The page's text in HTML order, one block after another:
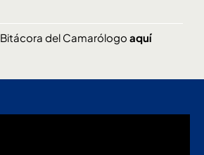
Bitácora del Camarólogo aquí